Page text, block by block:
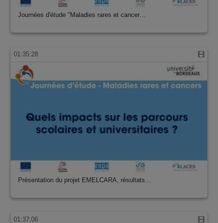
Journées d'étude "Maladies rares et cancer…
01:35:28
Présentation du projet EMELCARA, résultats…
01:37:06